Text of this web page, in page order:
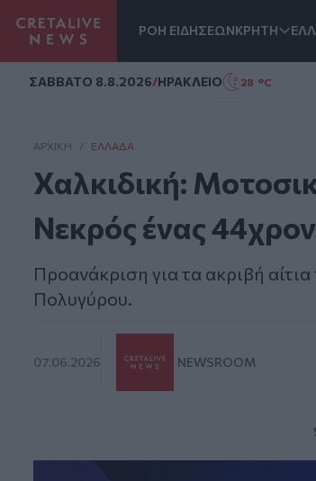
ΡΟΗ ΕΙΔΗΣΕΩΝΚΡΗΤΗ
ΣAΒΒΑΤΟ 8.8.2026/ΗΡΑΚΛΕΙΟ 28 °C
ΑΡΧΙΚΗ / ΕΛΛΆΔΑ
Χαλκιδική:
Νεκρός ένας
Προανάκριση για τα ακριβή
Πολυγύρου.
07.06.2026 NEWSROOM